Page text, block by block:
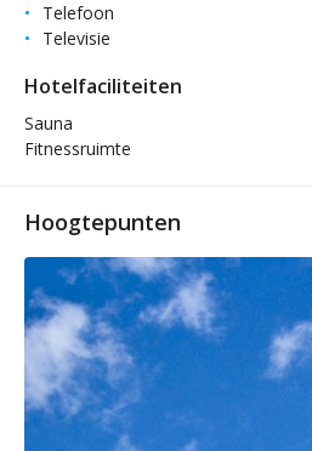
Telefoon
Televisie
Hotelfaciliteiten
Sauna
Fitnessruimte
Hoogtepunten